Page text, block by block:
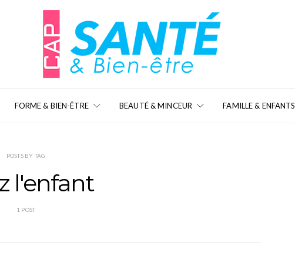
FORME & BIEN-ÊTRE BEAUTÉ & MINCEUR FAMILLE & ENFANTS
POSTS BY TAG
l'enfant
1 POST